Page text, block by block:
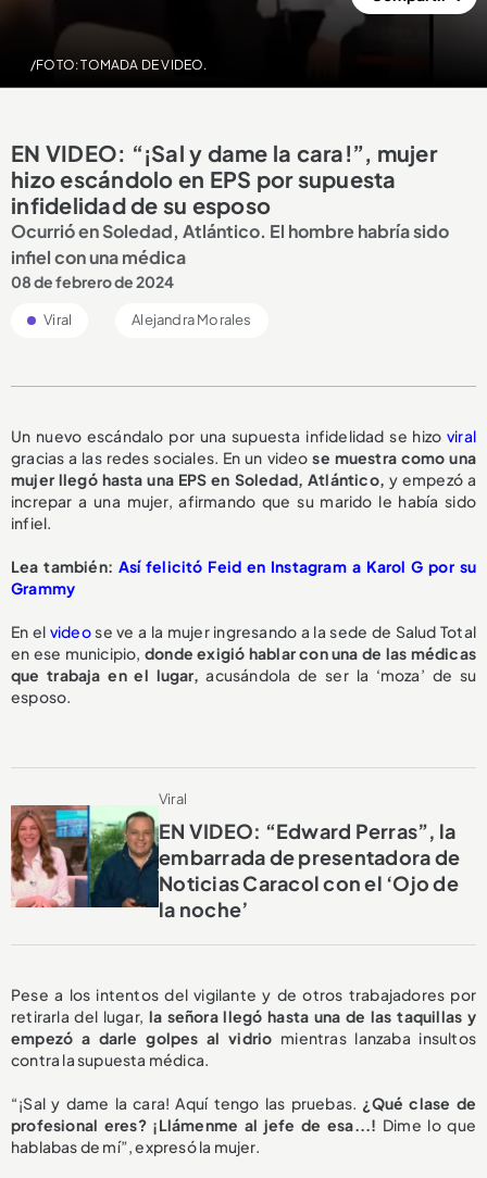
/FOTO: TOMADA DE VIDEO.
EN VIDEO: “¡Sal y dame la cara!”, mujer
hizo escándolo en EPS por supuesta
infidelidad de su esposo
Ocurrió en Soledad, Atlántico. El hombre habría sido
infiel con una médica
08 de febrero de 2024
Viral Alejandra Morales
Un nuevo escándalo por una supuesta infidelidad se hizo viral
gracias a las redes sociales. En un videose muestra como una
mujer llegó hasta una EPS en Soledad, Atlántico, y empezó a
increpar a una mujer, afirmando que su marido le había sido
infiel.
Lea también: Así felicitó Feid en Instagram a Karol G por su
Grammy
En el videose ve a la mujer ingresando a la sede de Salud Total
en ese municipio, donde exigió hablar con una de las médicas
que trabaja en el lugar,acusándola de ser la ‘moza’ de su
esposo.
Viral
EN VIDEO: “Edward Perras”, la
embarrada de presentadora de
Noticias Caracol con el ‘Ojo de
la noche’
Pese a los intentos del vigilante y de otros trabajadores por
retirarla del lugar, la señora llegó hasta una de las taquillas y
empezó a darle golpes al vidrio mientras lanzaba insultos
contra la supuesta médica.
“¡Sal y dame la cara! Aquí tengo las pruebas. ¿Qué clase de
profesional eres? ¡Llámenme al jefe de esa...! Dime lo que
hablabas de mí”, expresó la mujer.